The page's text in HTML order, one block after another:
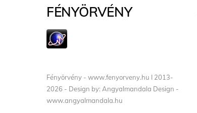
FÉNYÖRVÉNY
Fényörvény - www.fenyorveny.hu I 2013-
2026 - Design by: Angyalmandala Design -
www.angyalmandala.hu